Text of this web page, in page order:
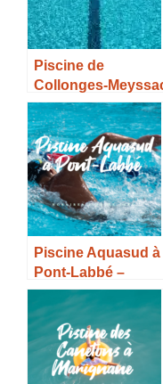
Piscine de
Collonges-
– Horaires, Tarifs et
Infos –
Piscine Aquasud à
Pont-Labbé –
Horaires, Tarifs et
Infos –